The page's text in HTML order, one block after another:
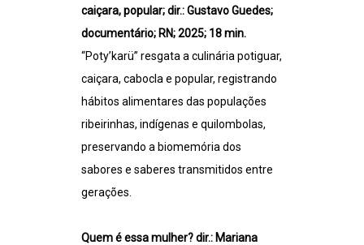
caiçara, popular; dir.: Gustavo Guedes;
documentário; RN; 2025; 18 min.
“Poty’karü” resgata a culinária potiguar,
caiçara, cabocla e popular, registrando
hábitos alimentares das populações
ribeirinhas, indígenas e quilombolas,
preservando a biomemória dos
sabores e saberes transmitidos entre
gerações.
Quem é essa mulher? dir.: Mariana